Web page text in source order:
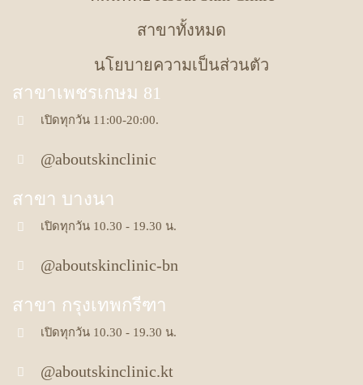
สาขาทั้งหมด
นโยบายความเป็นส่วนตัว
สาขาเพชรเกษม 81
เปิดทุกวัน 11:00-20:00.
@aboutskinclinic
สาขา บางนา
เปิดทุกวัน 10.30 - 19.30 น.
@aboutskinclinic-bn
สาขา กรุงเทพกรีฑา
เปิดทุกวัน 10.30 - 19.30 น.
@aboutskinclinic.kt